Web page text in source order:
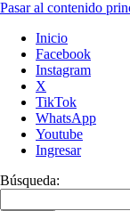
Pasar al contenido
Inicio
Facebook
Instagram
X
TikTok
WhatsApp
Youtube
Ingresar
Búsqueda: